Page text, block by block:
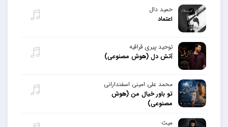
حمید دال
اعتماد
توحید پیری قراقیه
آتش دل (هوش مصنوعی)
محمد علی امینی اسفندارانی
تو باور خیال من (هوش
مصنوعی)
میث